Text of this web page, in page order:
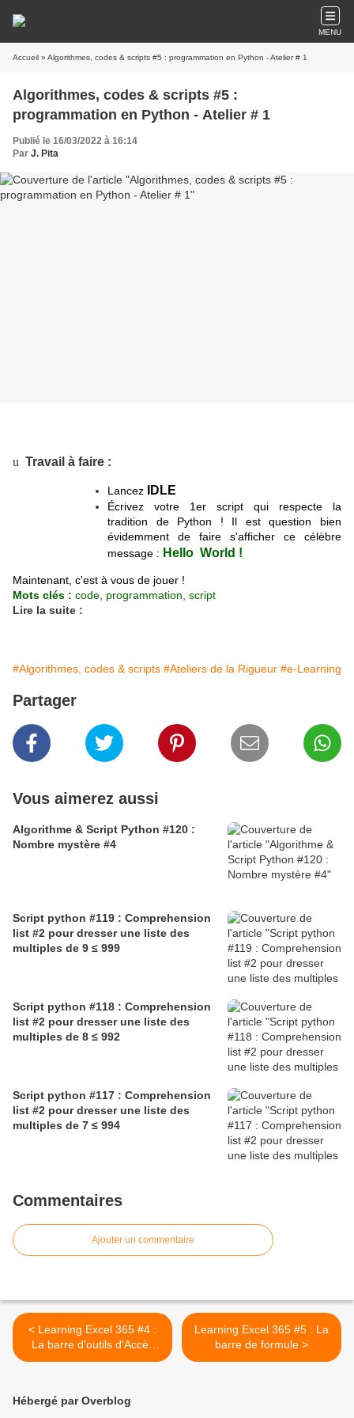
MENU
Accueil » Algorithmes, codes & scripts #5 : programmation en Python - Atelier # 1
Algorithmes, codes & scripts #5 :
programmation en Python - Atelier # 1
Publié le 16/03/2022 à 16:14
Par J. Pita
u Travail à faire :
Lancez IDLE
Écrivez votre 1er script qui respecte la
tradition de Python ! Il est question bien
évidemment de faire s'afficher ce célèbre
message : Hello World !
Maintenant, c'est à vous de jouer !
Mots clés : code, programmation, script
Lire la suite :
#Algorithmes, codes & scripts #Ateliers de la Rigueur #e-Learning
Partager
Vous aimerez aussi
Algorithme & Script Python #120 :
Nombre mystère #4
Script python #119 : Comprehension
list #2 pour dresser une liste des
multiples de 9 ≤ 999
Script python #118 : Comprehension
list #2 pour dresser une liste des
multiples de 8 ≤ 992
Script python #117 : Comprehension
list #2 pour dresser une liste des
multiples de 7 ≤ 994
Commentaires
Ajouter un commentaire
< Learning Excel 365 #4 :
La barre d'outils d'Accès
rapide
Learning Excel 365 #5 : La
barre de formule >
Hébergé par Overblog